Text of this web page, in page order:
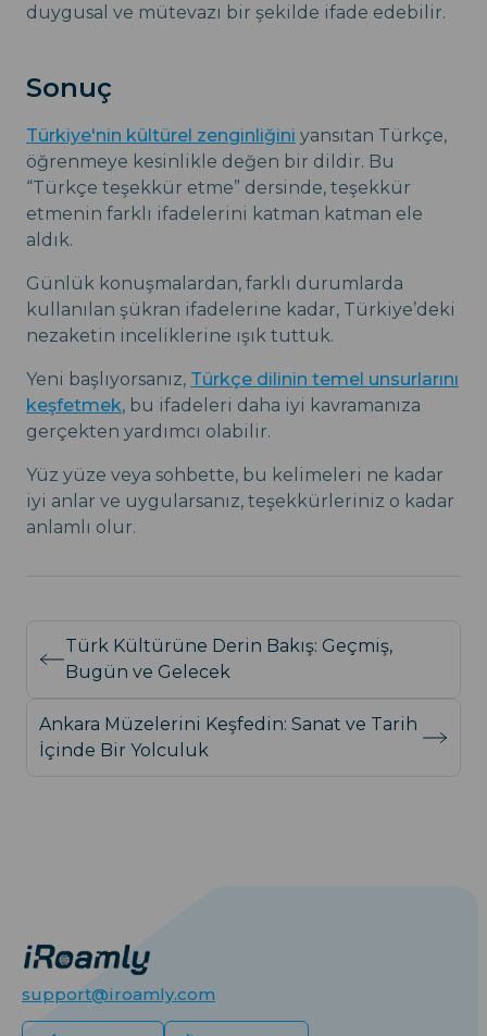
duygusal ve mütevazı bir şekilde ifade edebilir.
Sonuç
Türkiye'nin kültürel zenginliğini yansıtan Türkçe,
öğrenmeye kesinlikle değen bir dildir. Bu
“Türkçe teşekkür etme” dersinde, teşekkür
etmenin farklı ifadelerini katman katman ele
aldık.
Günlük konuşmalardan, farklı durumlarda
kullanılan şükran ifadelerine kadar, Türkiye’deki
nezaketin inceliklerine ışık tuttuk.
Yeni başlıyorsanız, Türkçe dilinin temel unsurlarını
keşfetmek, bu ifadeleri daha iyi kavramanıza
gerçekten yardımcı olabilir.
Yüz yüze veya sohbette, bu kelimeleri ne kadar
iyi anlar ve uygularsanız, teşekkürleriniz o kadar
anlamlı olur.
Türk Kültürüne Derin Bakış: Geçmiş,
Bugün ve Gelecek
Ankara Müzelerini Keşfedin: Sanat ve Tarih
İçinde Bir Yolculuk
support@iroamly.com